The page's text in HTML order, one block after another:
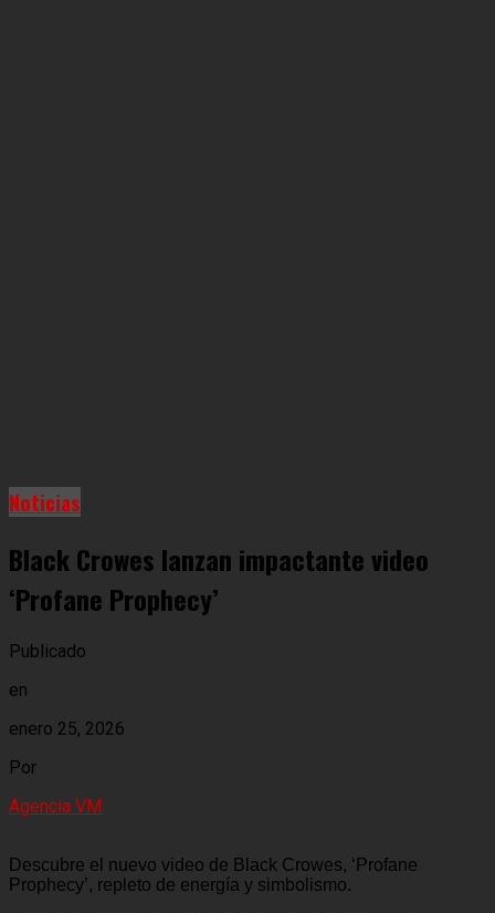
Noticias
Black Crowes lanzan impactante video
‘Profane Prophecy’
Publicado
en
enero 25, 2026
Por
Agencia VM
Descubre el nuevo video de Black Crowes, ‘Profane
Prophecy’, repleto de energía y simbolismo.